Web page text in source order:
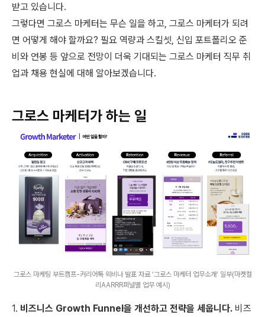
받고 있습니다.
그렇다면 그로스 마케터는 무슨 일을 하고, 그로스 마케터가 되려
면 어떻게 해야 할까요? 필요 역량과 스킬셋, 신입 포트폴리오 준
비와 연봉 등 앞으로 전망이 더욱 기대되는 그로스 마케터 직무 취
업과 채용 현실에 대해 알아보겠습니다.
그로스 마케터가 하는 일
그로스 마케팅 부트캠프-커리어톡 웨비나 발표 자료 ‘그로스 마케터 업무소개’ 일부(마켓컬
리AARRR퍼널별 업무 예시)
1. 비즈니스 Growth Funnel을 개선하고 전략을 세웁니다. 비즈